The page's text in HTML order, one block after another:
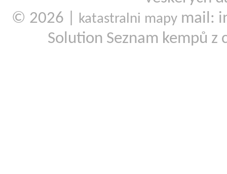
© 2026 |
katastralni mapy mail:
Solution Seznam kempů z